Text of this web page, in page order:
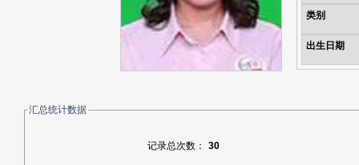
类别
出生日期
汇总统计数据
记录总次数： 30